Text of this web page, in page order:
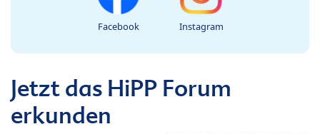
Facebook Instagram
Jetzt das HiPP Forum
erkunden